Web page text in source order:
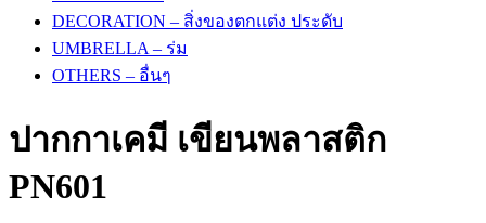
DECORATION – สิ่งของตกแต่ง ประดับ
UMBRELLA – ร่ม
OTHERS – อื่นๆ
ปากกาเคมี เขียนพลาสติก
PN601